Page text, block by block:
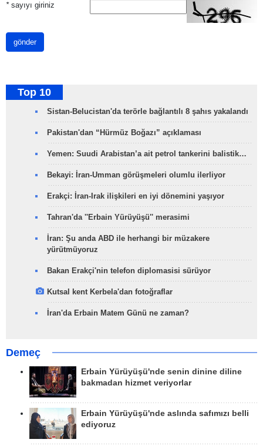
*sayıyı giriniz
gönder
Top 10
Sistan-Belucistan'da terörle bağlantılı 8 şahıs yakalandı
Pakistan'dan “Hürmüz Boğazı” açıklaması
Yemen: Suudi Arabistan’a ait petrol tankerini balistik…
Bekayi: İran-Umman görüşmeleri olumlu ilerliyor
Erakçi: İran-Irak ilişkileri en iyi dönemini yaşıyor
Tahran'da ''Erbain Yürüyüşü'' merasimi
İran: Şu anda ABD ile herhangi bir müzakere
yürütmüyoruz
Bakan Erakçi'nin telefon diplomasisi sürüyor
Kutsal kent Kerbela'dan fotoğraflar
İran'da Erbain Matem Günü ne zaman?
Demeç
Erbain Yürüyüşü'nde senin dinine diline
bakmadan hizmet veriyorlar
Erbain Yürüyüşü'nde aslında safımızı belli
ediyoruz